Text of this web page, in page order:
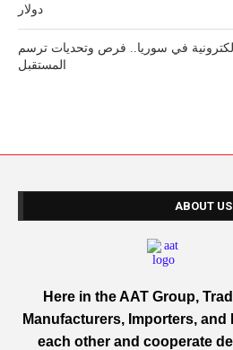
دولار
في سوريا.. فرص وتحديات ترسم
المستقبل
ABOUT US
Here in the AAT Group,
Manufacturers, Importers,
each other and cooperate